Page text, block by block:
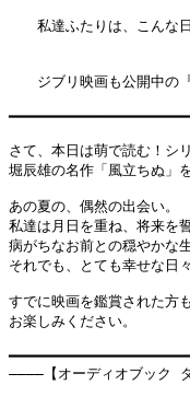
私達ふたりは、こんな日
そう思って
ジブリ映画も公開中の『
さて、本日は萌で読む！シ
堀辰雄の名作「風立ちぬ」
あの夏の、偶然の出会い。
私達は月日を重ね、将来を
病がちなお前との穏やかな生
それでも、とても幸せな日々
すでに映画を鑑賞された方
お楽しみください。
――――【オーディオブック